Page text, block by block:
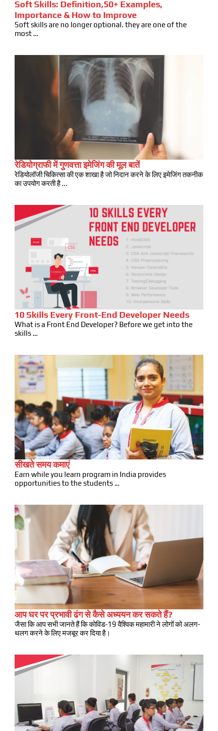
Soft Skills: Definition,50+ Examples,
Importance & How to Improve
Soft skills are no longer optional. they are one of the
most …
रेडियोग्राफी में गुणवत्ता इमेजिंग की मूल बातें
रेडियोलॉजी चिकित्सा की एक शाखा है जो निदान करने के लिए इमेजिंग तकनीक
का उपयोग करती है ...
10 Skills Every Front-End Developer Needs
What is a Front End Developer? Before we get into the
skills …
सीखते समय कमाएं
Earn while you learn program in India provides
opportunities to the students …
आप घर पर प्रभावी ढंग से कैसे अध्ययन कर सकते हैं?
जैसा कि आप सभी जानते हैं कि कोविड-19 वैश्विक महामारी ने लोगों को अलग-
थलग करने के लिए मजबूर कर दिया है।